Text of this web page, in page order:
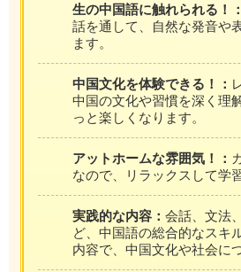
生の中国語に触れられる！：
話を通して、自然な発音や
ます。
中国文化を体験できる！：
中国の文化や習慣を深く理
っと楽しくなります。
アットホームな雰囲気！：
なので、リラックスして学
実践的な内容： 会話、文法
ど、中国語の総合的なスキ
内容で、中国文化や社会に